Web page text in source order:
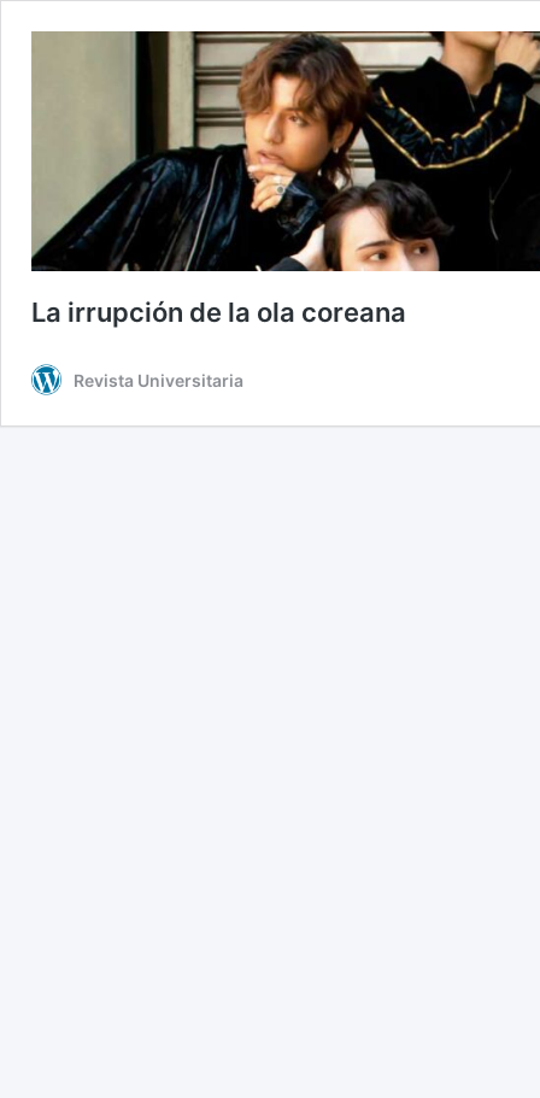
La irrupción de la ola coreana
Revista Universitaria